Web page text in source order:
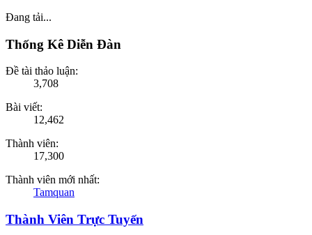
Đang tải...
Thống Kê Diễn Đàn
Đề tài thảo luận:
3,708
Bài viết:
12,462
Thành viên:
17,300
Thành viên mới nhất:
Tamquan
Thành Viên Trực Tuyến